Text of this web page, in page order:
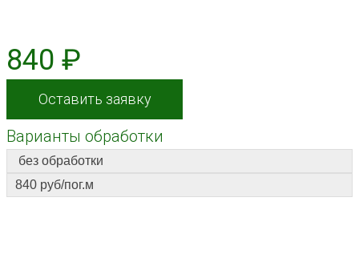
840 ₽
Оставить заявку
Варианты обработки
без обработки
840 руб/пог.м